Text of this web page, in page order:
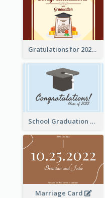
Gratulations for 2020 Graduation Greeting Card
School Graduation Celebration Card
Marriage Card